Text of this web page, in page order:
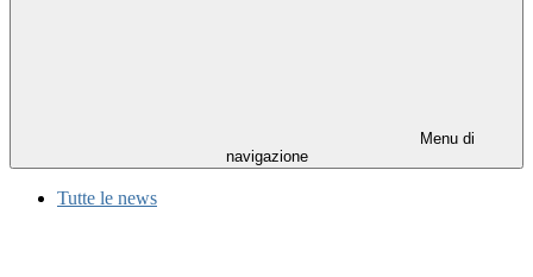
Menu di
navigazione
Tutte le news